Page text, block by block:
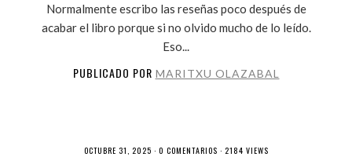
Normalmente escribo las reseñas poco después de
acabar el libro porque si no olvido mucho de lo leído.
Eso...
PUBLICADO POR MARITXU OLAZABAL
OCTUBRE 31, 2025 · 0 COMENTARIOS · 2184 VIEWS